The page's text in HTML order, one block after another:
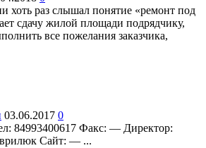
хоть раз слышал понятие «ремонт под
сдачу жилой площади подрядчику,
все пожелания заказчика,
03.06.2017 0
84993400617 Факс: — Директор:
Сайт: — ...